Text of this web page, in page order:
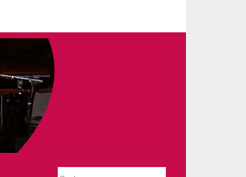
tmpl/default.php on line 54